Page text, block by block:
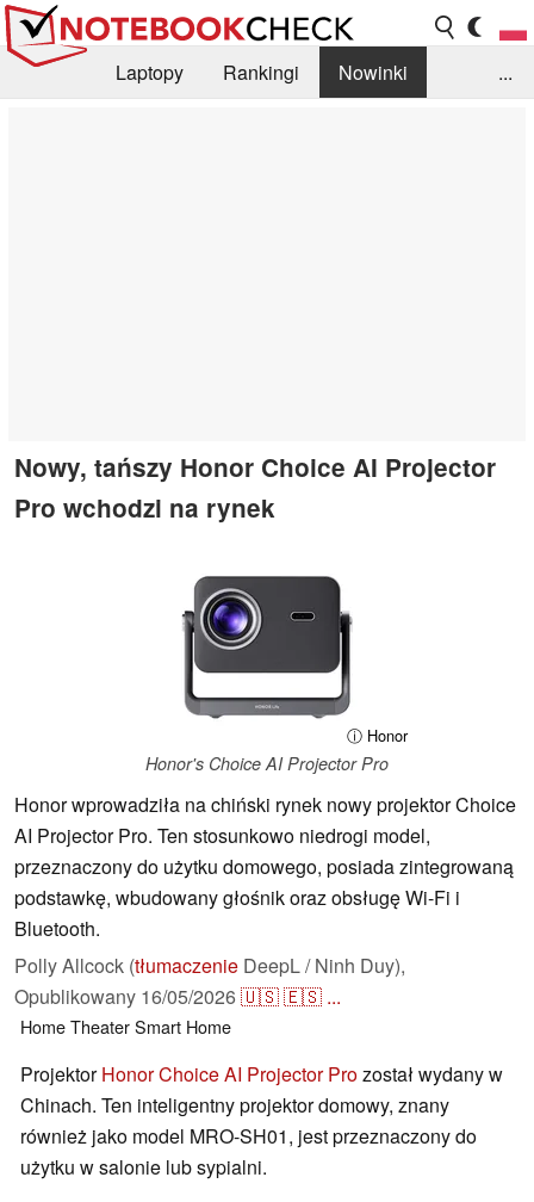
Laptopy Rankingi
Nowinki
...
Nowy, tańszy Honor Choice AI Projector
Pro wchodzi na rynek
ⓘ Honor
Honor's Choice AI Projector Pro
Honor wprowadziła na chiński rynek nowy projektor Choice
AI Projector Pro. Ten stosunkowo niedrogi model,
przeznaczony do użytku domowego, posiada zintegrowaną
podstawkę, wbudowany głośnik oraz obsługę Wi-Fi i
Bluetooth.
Polly Allcock (tłumaczenie DeepL / Ninh Duy),
Opublikowany 16/05/2026🇺🇸🇪🇸 ...
Home TheaterSmart Home
ProjektorHonor Choice AI Projector Prozostał wydany w
Chinach. Ten inteligentny projektor domowy, znany
również jako model MRO-SH01, jest przeznaczony do
użytku w salonie lub sypialni.